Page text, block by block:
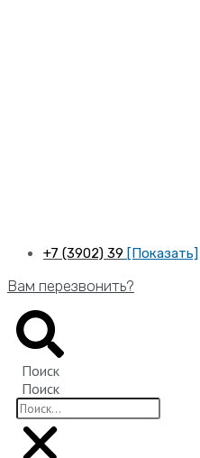
+7 (3902) 39 [Показать]
Вам перезвонить?
Поиск
Поиск